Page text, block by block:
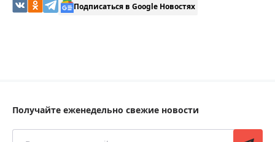
Подписаться в Google Новостях
Получайте еженедельно свежие новости